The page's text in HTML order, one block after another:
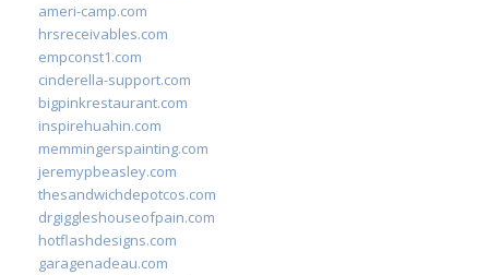
ameri-camp.com
hrsreceivables.com
empconst1.com
cinderella-support.com
bigpinkrestaurant.com
inspirehuahin.com
memmingerspainting.com
jeremypbeasley.com
thesandwichdepotcos.com
drgiggleshouseofpain.com
hotflashdesigns.com
garagenadeau.com